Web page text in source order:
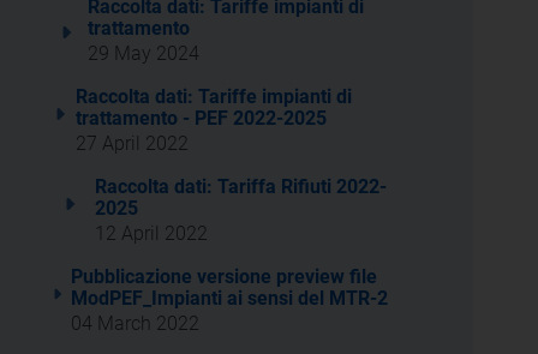
Raccolta dati: Tariffe impianti di
trattamento
29 May 2024
Raccolta dati: Tariffe impianti di
trattamento - PEF 2022-2025
27 April 2022
Raccolta dati: Tariffa Rifiuti 2022-
2025
12 April 2022
Pubblicazione versione preview file
ModPEF_Impianti ai sensi del MTR-2
04 March 2022